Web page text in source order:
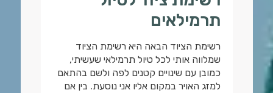
תרמילאים
רשימת הציוד הבאה היא רשימת הציוד
שמלווה אותי לכל טיול תרמילאי שעשיתי,
כמובן עם שינויים קטנים לפה ולשם בהתאם
למזג האויר במקום אליו אני נוסעת. בין אם